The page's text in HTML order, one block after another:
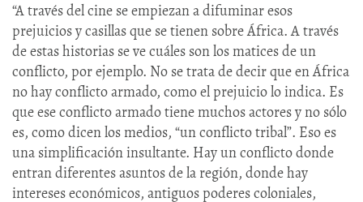
“A través del cine se empiezan a difuminar esos
prejuicios y casillas que se tienen sobre África. A través
de estas historias se ve cuáles son los matices de un
conflicto, por ejemplo. No se trata de decir que en África
no hay conflicto armado, como el prejuicio lo indica. Es
que ese conflicto armado tiene muchos actores y no sólo
es, como dicen los medios, “un conflicto tribal”. Eso es
una simplificación insultante. Hay un conflicto donde
entran diferentes asuntos de la región, donde hay
intereses económicos, antiguos poderes coloniales,